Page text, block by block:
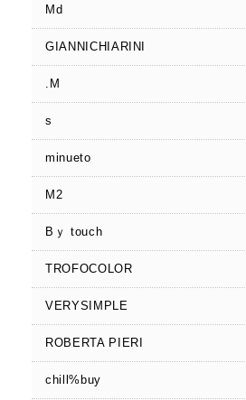
Md
GIANNICHIARINI
.M
s
minueto
M2
Bｙ touch
TROFOCOLOR
VERYSIMPLE
ROBERTA PIERI
chill%buy